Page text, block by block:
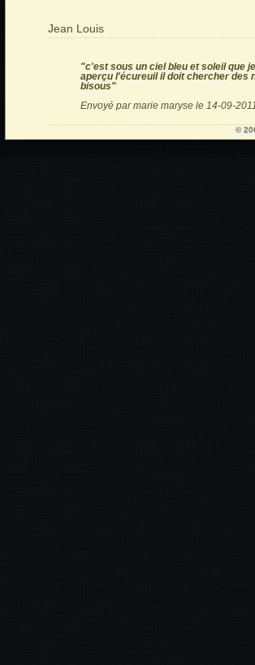
Jean Louis
"c'est sous un ciel bleu et soleil que
aperçu l'écureuil il doit chercher des
bisous"
Envoyé par marie maryse le 14-09-
©